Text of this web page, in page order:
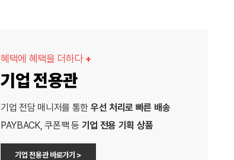
혜택에 혜택을 더하다 +
기업 전용관
기업 전담 매니저를 통한 우선 처리로 빠른 배송
PAYBACK, 쿠폰팩 등 기업 전용 기획 상품
기업 전용관 바로가기 >